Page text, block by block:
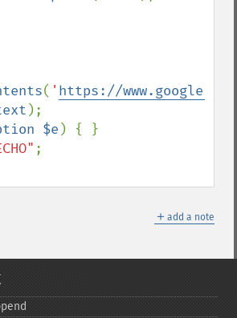
( ' https://www.google.com
);
$e ) { }
＋ add a note